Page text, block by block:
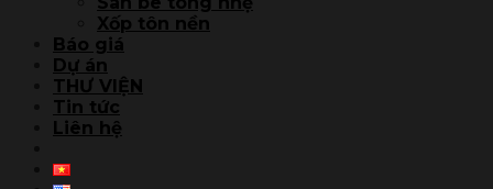
Xốp tôn nền
Báo giá
Dự án
THƯ VIỆN
Tin tức
Liên hệ